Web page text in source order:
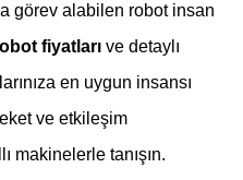
görev alabilen robot insan
fiyatları ve detaylı
en uygun insansı
ve etkileşim
makinelerle tanışın.